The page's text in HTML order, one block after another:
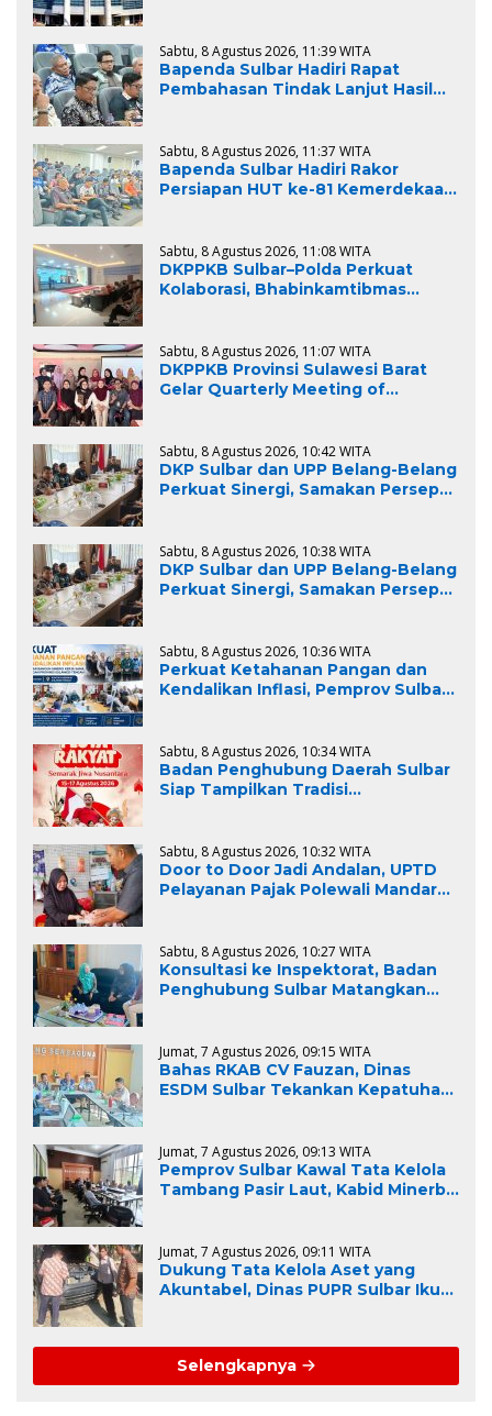
Juta
Sabtu, 8 Agustus 2026, 11:39 WITA
Bapenda Sulbar Hadiri Rapat
Pembahasan Tindak Lanjut Hasil
Rekomendasi
Sabtu, 8 Agustus 2026, 11:37 WITA
Bapenda Sulbar Hadiri Rakor
Persiapan HUT ke-81 Kemerdekaan
Sabtu, 8 Agustus 2026, 11:08 WITA
DKPPKB Sulbar–Polda Perkuat
Kolaborasi, Bhabinkamtibmas
Sabtu, 8 Agustus 2026, 11:07 WITA
DKPPKB Provinsi Sulawesi Barat
Gelar Quarterly Meeting of
Sabtu, 8 Agustus 2026, 10:42 WITA
DKP Sulbar dan UPP Belang-Belang
Perkuat Sinergi, Samakan Persepsi
Sabtu, 8 Agustus 2026, 10:38 WITA
DKP Sulbar dan UPP Belang-Belang
Perkuat Sinergi, Samakan Persepsi
Sabtu, 8 Agustus 2026, 10:36 WITA
Perkuat Ketahanan Pangan dan
Kendalikan Inflasi, Pemprov Sulbar
Tengah
Sabtu, 8 Agustus 2026, 10:34 WITA
Badan Penghubung Daerah Sulbar
Siap Tampilkan Tradisi
Sabtu, 8 Agustus 2026, 10:32 WITA
Door to Door Jadi Andalan, UPTD
Pelayanan Pajak Polewali Mandar
Sabtu, 8 Agustus 2026, 10:27 WITA
Konsultasi ke Inspektorat, Badan
Penghubung Sulbar Matangkan
Jumat, 7 Agustus 2026, 09:15 WITA
Bahas RKAB CV Fauzan, Dinas
ESDM Sulbar Tekankan Kepatuhan
Jumat, 7 Agustus 2026, 09:13 WITA
Pemprov Sulbar Kawal Tata Kelola
Tambang Pasir Laut, Kabid Minerba
Jumat, 7 Agustus 2026, 09:11 WITA
Dukung Tata Kelola Aset yang
Akuntabel, Dinas PUPR Sulbar Ikuti
Penghapusan
Selengkapnya